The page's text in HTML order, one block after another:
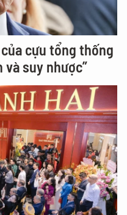
cựu tổng thống
và suy nhược”